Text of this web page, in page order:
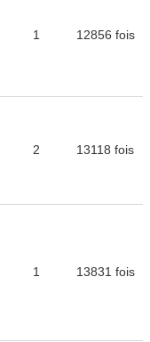
1 12856 fois
2 13118 fois
1 13831 fois